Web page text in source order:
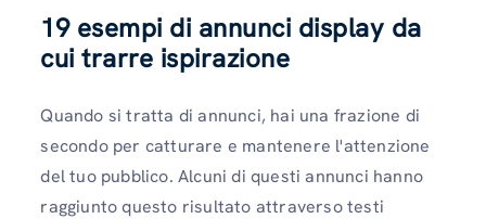
19 esempi di annunci display da
cui trarre ispirazione
Quando si tratta di annunci, hai una frazione di
secondo per catturare e mantenere l'attenzione
del tuo pubblico. Alcuni di questi annunci hanno
raggiunto questo risultato attraverso testi